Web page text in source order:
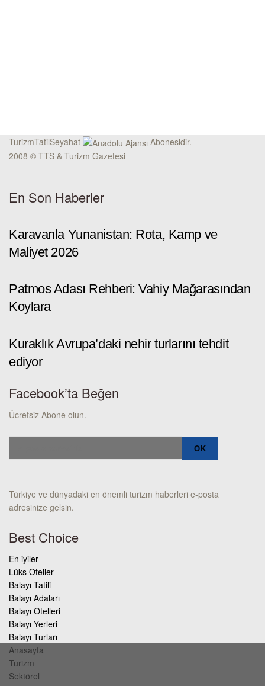
TurizmTatilSeyahat
Abonesidir.
2008 © TTS & Turizm Gazetesi
En Son Haberler
Karavanla Yunanistan: Rota, Kamp ve
Maliyet 2026
Patmos Adası Rehberi: Vahiy Mağarasından
Koylara
Kuraklık Avrupa’daki nehir turlarını tehdit
ediyor
Facebook’ta Beğen
Ücretsiz Abone olun.
Türkiye ve dünyadaki en önemli turizm haberleri e-posta
adresinize gelsin.
Best Choice
En iyiler
Lüks Oteller
Balayı Tatili
Balayı Adaları
Balayı Otelleri
Balayı Yerleri
Balayı Turları
Anasayfa
Turizm
Sektörel